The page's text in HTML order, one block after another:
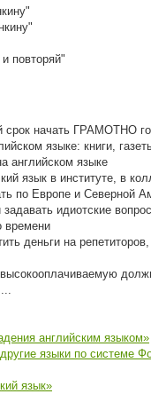
повторяй"
срок начать ГРАМОТНО
языке: книги,
английском языке
язык в институте, в
по Европе и Северной
идиотские
времени
деньги на
английским языком»
языки по системе
язык»